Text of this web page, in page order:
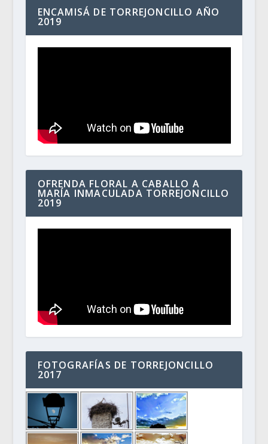
ENCAMISÁ DE TORREJONCILLO AÑO
2019
OFRENDA FLORAL A CABALLO A
MARÍA INMACULADA TORREJONCILLO
2019
FOTOGRAFÍAS DE TORREJONCILLO
2017